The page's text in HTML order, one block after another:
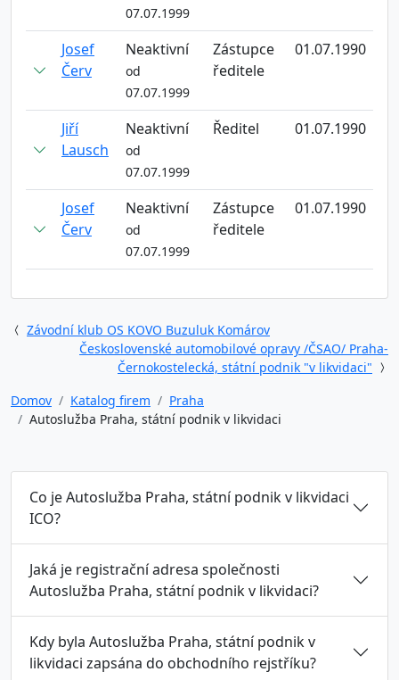
07.07.1999
Josef
Červ
Neaktivní
od
07.07.1999
Zástupce
ředitele
01.07.1990
Jiří
Lausch
Neaktivní
od
07.07.1999
Ředitel 01.07.1990
Josef
Červ
Neaktivní
od
07.07.1999
Zástupce
ředitele
01.07.1990
Závodní klub OS KOVO Buzuluk Komárov
Československé automobilové opravy /ČSAO/ Praha-
Černokostelecká, státní podnik "v likvidaci"
Domov
Katalog firem
Praha
Autoslužba Praha, státní podnik v likvidaci
Co je Autoslužba Praha, státní podnik v likvidaci
ICO?
Jaká je registrační adresa společnosti
Autoslužba Praha, státní podnik v likvidaci?
Kdy byla Autoslužba Praha, státní podnik v
likvidaci zapsána do obchodního rejstříku?